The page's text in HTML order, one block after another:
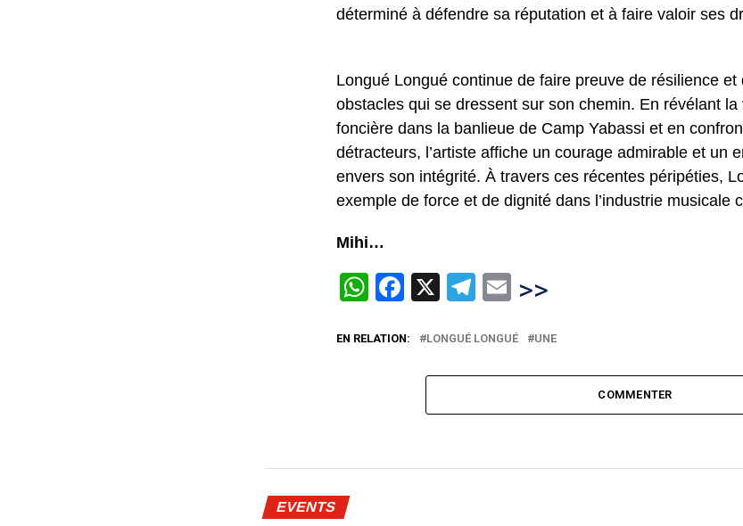
déterminé à défendre sa réputation et à faire valoir ses
Longué Longué continue de faire preuve de résilience
obstacles qui se dressent sur son chemin. En révélant
foncière dans la banlieue de Camp Yabassi et en
détracteurs, l’artiste affiche un courage admirable et un
envers son intégrité. À travers ces récentes péripéties,
exemple de force et de dignité dans l’industrie musicale
Mihi…
WhatsApp
Facebook
X Telegram
Email
>>
EN RELATION: LONGUÉ LONGUÉ UNE
COMMENTER
EVENTS